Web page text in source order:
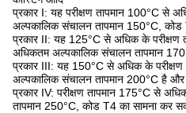
प्रकार I: यह परीक्षण तापमान 100°C से
अल्पकालिक संचालन तापमान 150°C,
प्रकार II: यह 125°C से अधिक के परीक्षण
अधिकतम अल्पकालिक संचालन तापमान
प्रकार III: यह 150°C से अधिक के परीक्षण
अल्पकालिक संचालन तापमान 200°C है
प्रकार IV: परीक्षण तापमान 175°C से
तापमान 250°C, कोड T4 का सामना कर